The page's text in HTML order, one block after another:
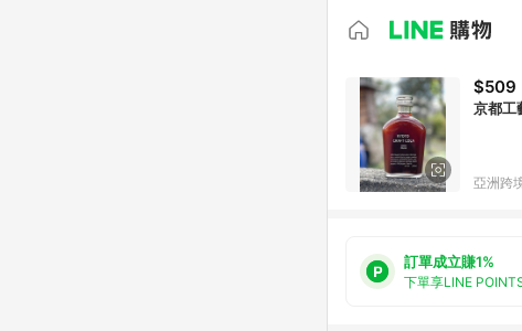
$509
京都工
亞洲跨
訂單成立賺1%
下單享LINE